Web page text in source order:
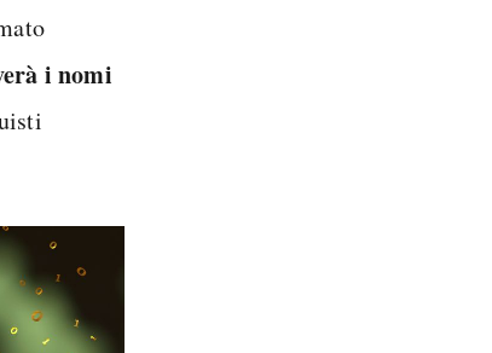
i nomi